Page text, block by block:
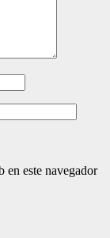
en este navegador